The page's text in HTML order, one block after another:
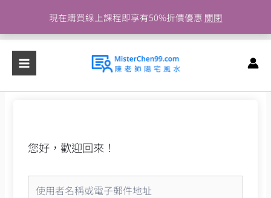
現在購買線上課程即享有50%折價優惠 關閉
主
容
您好，歡迎回來！